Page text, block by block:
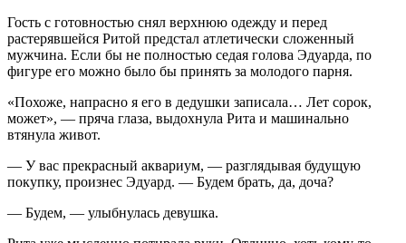
Гость с готовностью снял верхнюю одежду и перед
растерявшейся Ритой предстал атлетически сложенный
мужчина. Если бы не полностью седая голова Эдуарда, по
фигуре его можно было бы принять за молодого парня.
«Похоже, напрасно я его в дедушки записала… Лет сорок,
может», — пряча глаза, выдохнула Рита и машинально
втянула живот.
— У вас прекрасный аквариум, — разглядывая будущую
покупку, произнес Эдуард. — Будем брать, да, доча?
— Будем, — улыбнулась девушка.